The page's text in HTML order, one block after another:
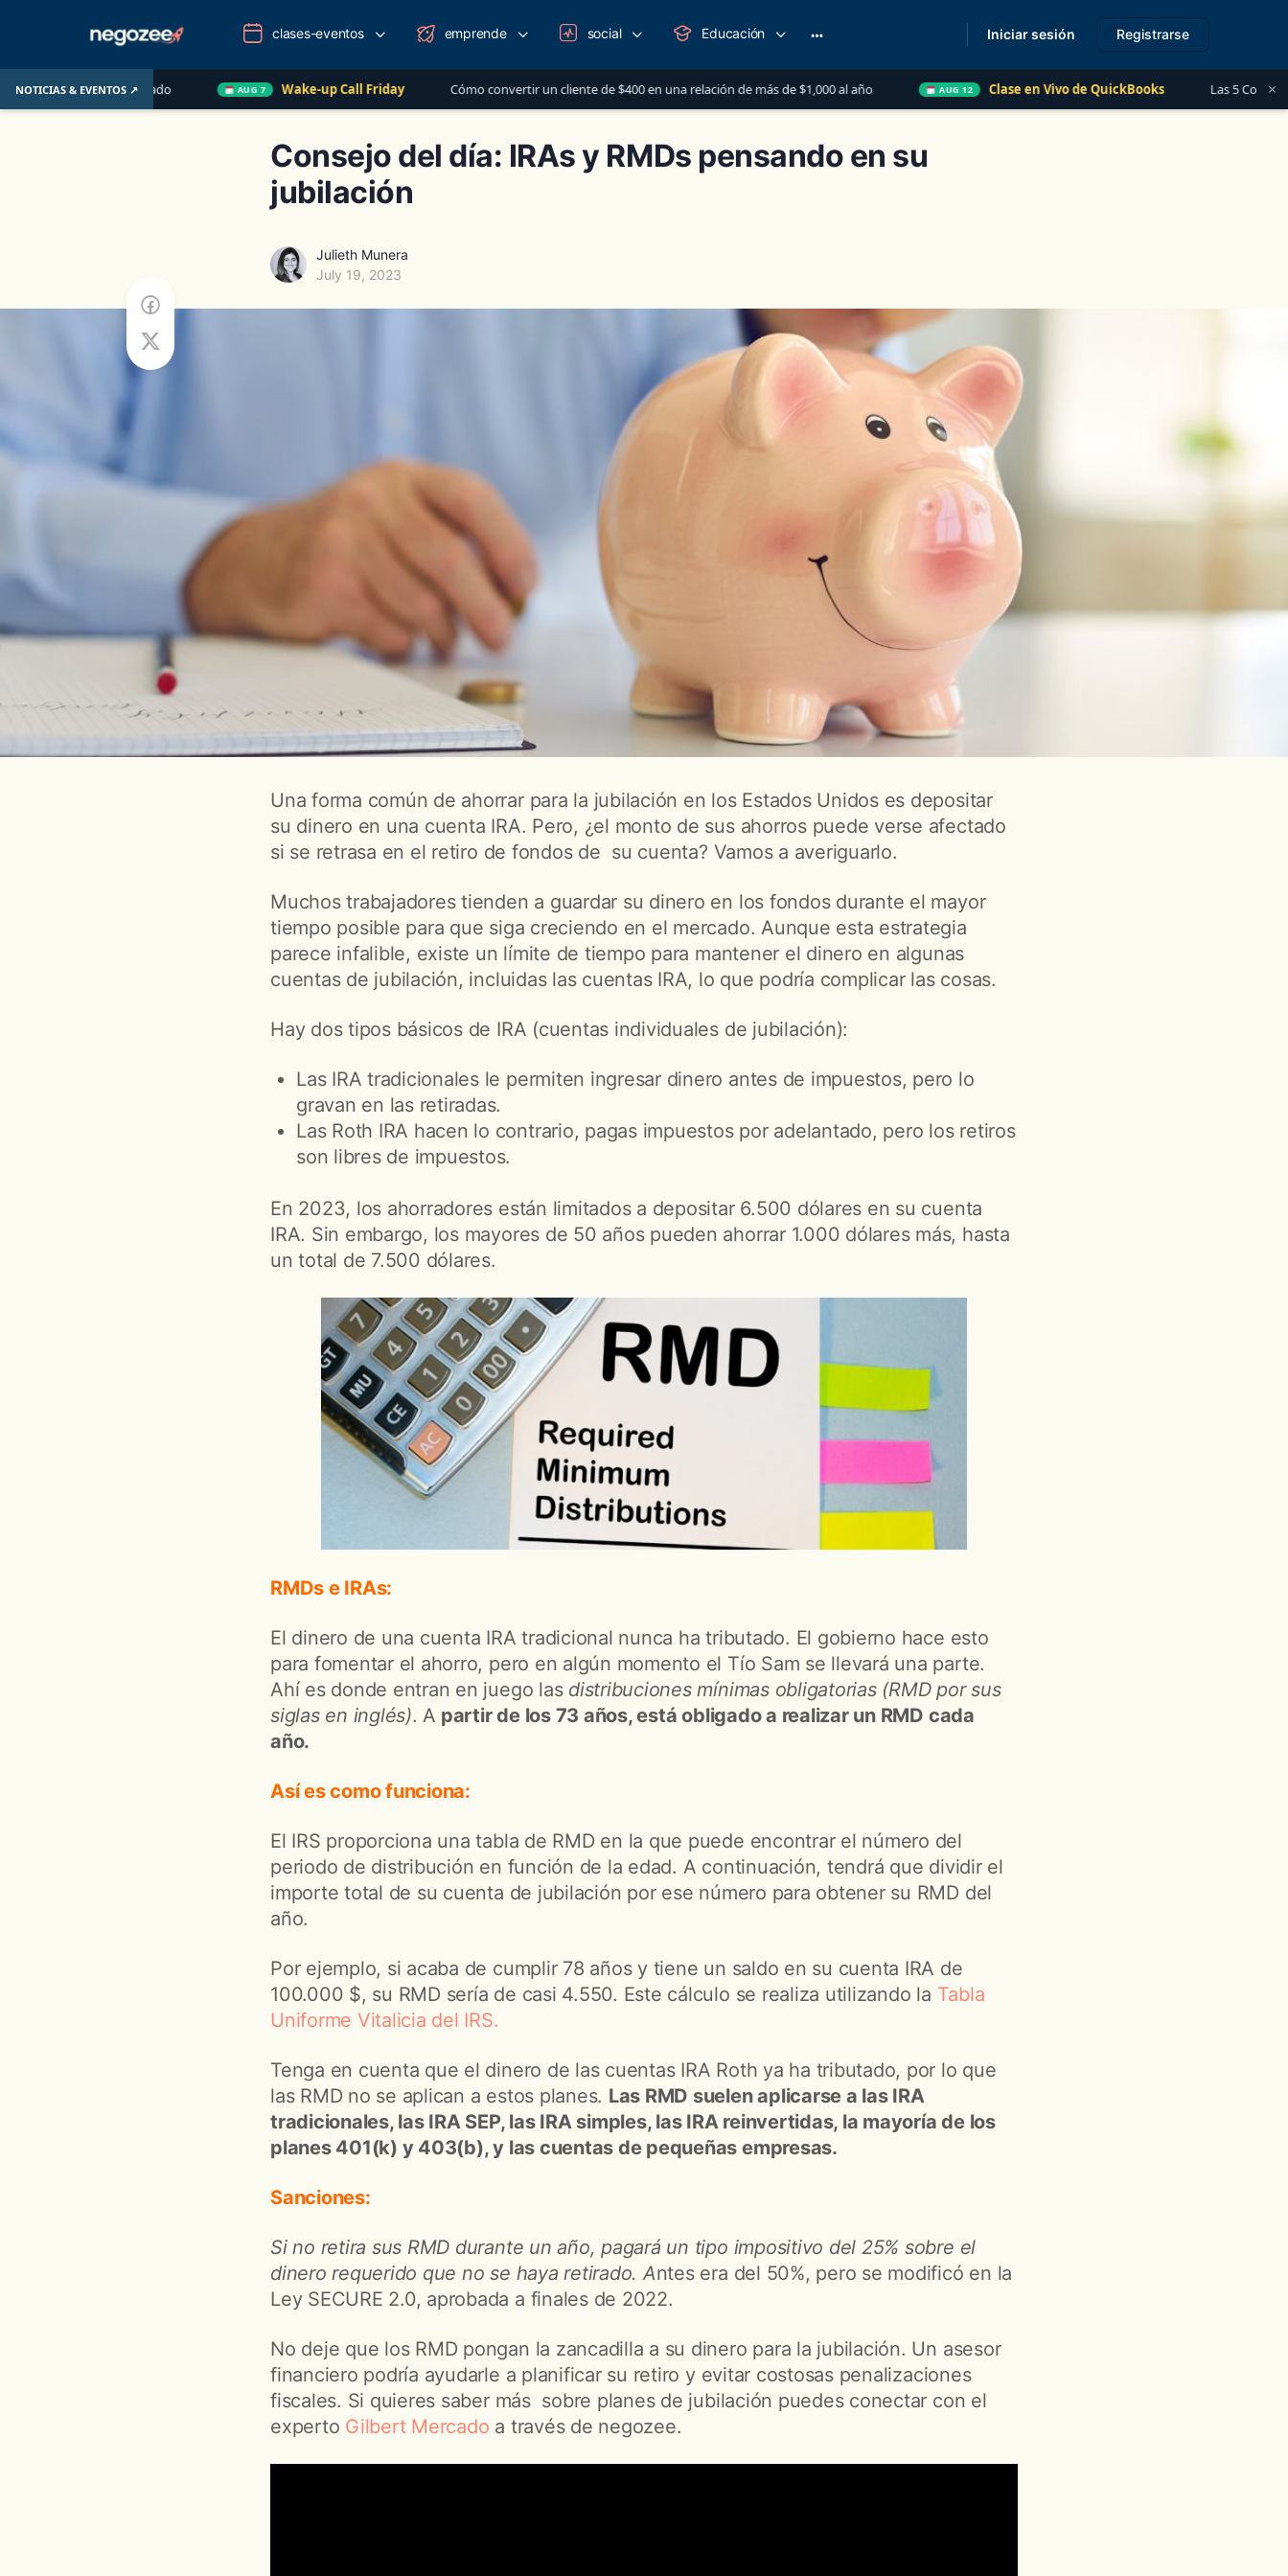
NOTICIAS & EVENTOS ↗
AUG 7 Wake-up Call Friday Cómo convertir un cliente de $400 en una relación de más de $1,000 al año AUG 12 Clase en Vivo de QuickBooks Las 5 Cosas que Todo Contador ×
clases-eventos emprende social Educación
options
Iniciar sesión Registrarse
Consejo del día: IRAs y RMDs pensando en su
jubilación
Julieth Munera
July 19, 2023
Una forma común de ahorrar para la jubilación en los Estados Unidos es depositar
su dinero en una cuenta IRA. Pero, ¿el monto de sus ahorros puede verse afectado
si se retrasa en el retiro de fondos de su cuenta? Vamos a averiguarlo.
Muchos trabajadores tienden a guardar su dinero en los fondos durante el mayor
tiempo posible para que siga creciendo en el mercado. Aunque esta estrategia
parece infalible, existe un límite de tiempo para mantener el dinero en algunas
cuentas de jubilación, incluidas las cuentas IRA, lo que podría complicar las cosas.
Hay dos tipos básicos de IRA (cuentas individuales de jubilación):
Las IRA tradicionales le permiten ingresar dinero antes de impuestos, pero lo
gravan en las retiradas.
Las Roth IRA hacen lo contrario, pagas impuestos por adelantado, pero los retiros
son libres de impuestos.
En 2023, los ahorradores están limitados a depositar 6.500 dólares en su cuenta
IRA. Sin embargo, los mayores de 50 años pueden ahorrar 1.000 dólares más, hasta
un total de 7.500 dólares.
RMDs e IRAs:
El dinero de una cuenta IRA tradicional nunca ha tributado. El gobierno hace esto
para fomentar el ahorro, pero en algún momento el Tío Sam se llevará una parte.
Ahí es donde entran en juego las distribuciones mínimas obligatorias (RMD por sus
siglas en inglés). A partir de los 73 años, está obligado a realizar un RMD cada
año.
Así es como funciona:
El IRS proporciona una tabla de RMD en la que puede encontrar el número del
periodo de distribución en función de la edad. A continuación, tendrá que dividir el
importe total de su cuenta de jubilación por ese número para obtener su RMD del
año.
Por ejemplo, si acaba de cumplir 78 años y tiene un saldo en su cuenta IRA de
100.000 $, su RMD sería de casi 4.550. Este cálculo se realiza utilizando la Tabla
Uniforme Vitalicia del IRS.
Tenga en cuenta que el dinero de las cuentas IRA Roth ya ha tributado, por lo que
las RMD no se aplican a estos planes. Las RMD suelen aplicarse a las IRA
tradicionales, las IRA SEP, las IRA simples, las IRA reinvertidas, la mayoría de los
planes 401(k) y 403(b), y las cuentas de pequeñas empresas.
Sanciones:
Si no retira sus RMD durante un año, pagará un tipo impositivo del 25% sobre el
dinero requerido que no se haya retirado. Antes era del 50%, pero se modificó en la
Ley SECURE 2.0, aprobada a finales de 2022.
No deje que los RMD pongan la zancadilla a su dinero para la jubilación. Un asesor
financiero podría ayudarle a planificar su retiro y evitar costosas penalizaciones
fiscales. Si quieres saber más sobre planes de jubilación puedes conectar con el
experto Gilbert Mercado a través de negozee.